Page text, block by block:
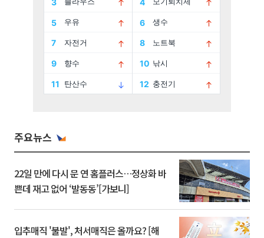
주요뉴스
22일 만에 다시 문 연 홈플러스…정상화 바
쁜데 재고 없어 ‘발동동’[가보니]
입추매직 '불발', 처서매직은 올까요? [해